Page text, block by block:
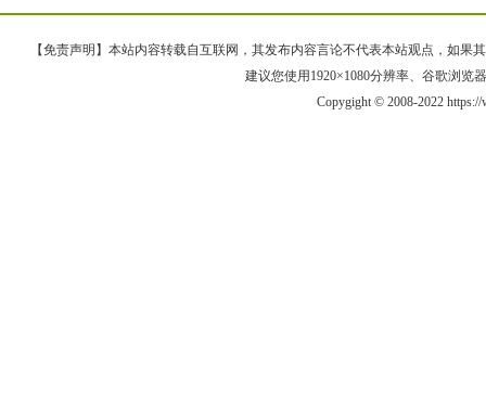
【免责声明】本站内容转载自互联网，其发布内容言论不代表本站观点，如果
建议您使用1920×1080分辨率、谷歌浏览
Copygight © 2008-2022